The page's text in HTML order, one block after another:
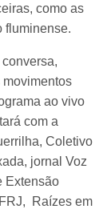
como as
fluminense.
ao vivo
com a
Coletivo
jornal Voz
Extensão
Raízes em